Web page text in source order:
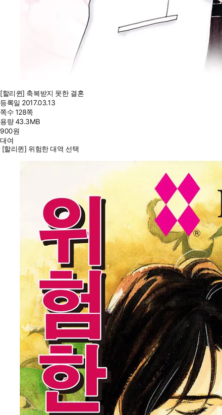
[할리퀸] 축복받지 못한 결혼
등록일 2017.03.13
쪽수 128쪽
용량43.3MB
900원
대여
[할리퀸] 위험한 대역 선택